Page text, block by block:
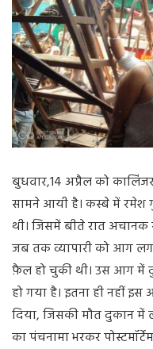
बुधवार,14 अप्रैलको
सामनेआयीहै।कस्बेमेंरमेश
थी।जिसमेंबीतेरातअचानक
जबतकव्यापारीकोआग
फ़ैलहोचुकीथी।उसआगमें
होगयाहै।इतनाहीनहींइस
दिया,जिसकीमौतदुकानमें
कापंचनामाभरकरपोस्टमॉर्टेम